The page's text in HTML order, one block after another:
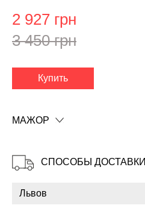
2 927 грн
3 450 грн
Купить
МАЖОР
СПОСОБЫ ДОСТАВКИ